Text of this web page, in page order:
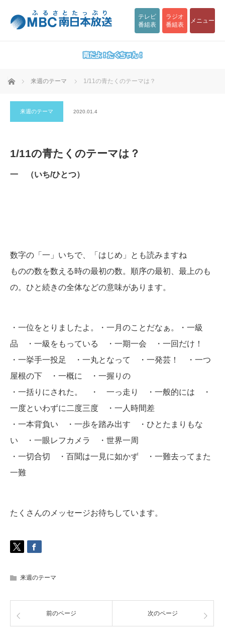
テレビ
番組表
ラジオ
番組表
メニュー
ホーム 来週のテーマ 1/11の青たくのテーマは？
来週のテーマ 2020.01.4
1/11の青たくのテーマは？
一 （いち/ひとつ）
数字の「一」いちで、「はじめ」とも読みますね
ものの数を数える時の最初の数。順序の最初、最上のも
の。ひと続きの全体などの意味があります。
・一位をとりましたよ。・一月のことだなぁ。・一級
品 ・一級をもっている ・一期一会 ・一回だけ！
・一挙手一投足 ・一丸となって ・一発芸！ ・一つ
屋根の下 ・一概に ・一握りの
・一括りにされた。 ・ 一っ走り ・一般的には ・
一度といわずに二度三度 ・一人時間差
・一本背負い ・一歩を踏み出す ・ひとたまりもな
い ・一眼レフカメラ ・世界一周
・一切合切 ・百聞は一見に如かず ・一難去ってまた
一難
たくさんのメッセージお待ちしています。
来週のテーマ
前のページ 次のページ